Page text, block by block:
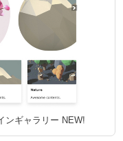
ンギャラリー NEW!